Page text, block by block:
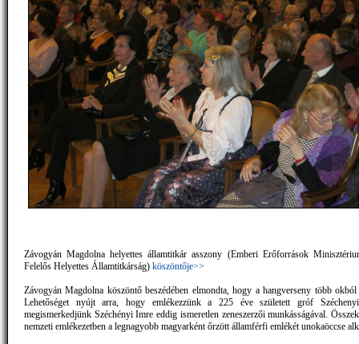
Závogyán Magdolna helyettes államtitkár asszony (Emberi Erőforrások
Felelős Helyettes Államtitkárság) köszöntője>>
Závogyán Magdolna köszöntő beszédében elmondta, hogy a hangverseny több
Lehetőséget nyújt arra, hogy emlékezzünk a 225 éve született gróf
megismerkedjünk Széchényi Imre eddig ismeretlen zeneszerzői munkásságával.
nemzeti emlékezetben a legnagyobb magyarként őrzött államférfi emlékét unokaöccse